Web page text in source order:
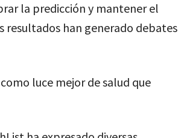
la predicción y mantener el
resultados han generado debates
luce mejor de salud que